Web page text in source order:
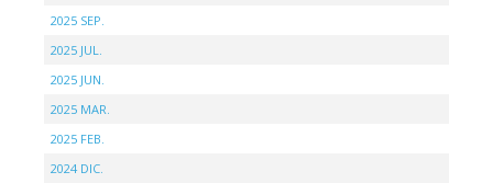
2025 SEP.
2025 JUL.
2025 JUN.
2025 MAR.
2025 FEB.
2024 DIC.